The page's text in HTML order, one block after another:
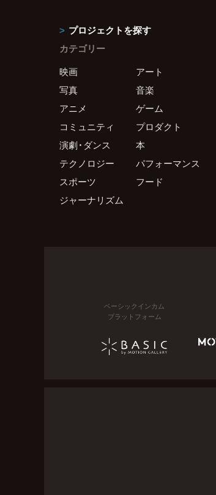
プロジェクトを探す
カテゴリー
映画
アート
写真
音楽
アニメ
ゲーム
コミュニティ
プロダクト
演劇・ダンス
本
テクノロジー
パフォーマンス
スポーツ
フード
ジャーナリズム
ベーシックインカム
プラットフォーム